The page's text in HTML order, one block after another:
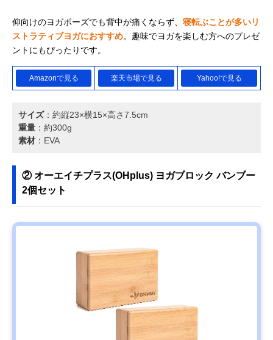
仰向けのヨガポーズでも背中が痛くならず、 寝転ぶことが多いリ
ストラティブヨガにおすすめ。趣味でヨガを楽しむ方へのプレゼ
ントにもぴったりです。
Amazonで見る 楽天市場で見る Yahoo!で見る
サイズ：約縦23×横15×高さ7.5cm
重量 ：約300g
素材 ：EVA
② オーエイチプラス(OHplus) ヨガブロック バンブー
2個セット